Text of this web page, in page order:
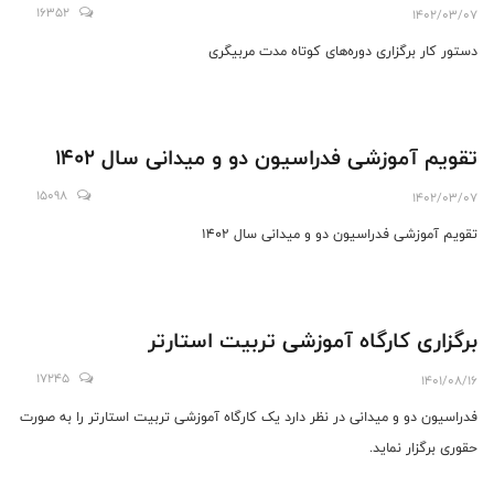
1402/03/07
16352
دستور کار برگزاری دوره‌های کوتاه مدت مربیگری
تقویم آموزشی فدراسیون دو و میدانی سال 1402
1402/03/07
15098
تقویم آموزشی فدراسیون دو و میدانی سال 1402
برگزاری کارگاه آموزشی تربیت استارتر
1401/08/16
17245
فدراسیون دو و میدانی در نظر دارد یک کارگاه آموزشی تربیت استارتر را به صورت
حقوری برگزار نماید.